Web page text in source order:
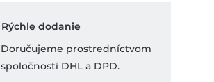
Rýchle dodanie
Doručujeme prostredníctvom
spoločností DHL a DPD.